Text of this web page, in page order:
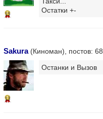
15
Остатки +-
Sakura(Киноман), постов:
13
Останки и Вызов